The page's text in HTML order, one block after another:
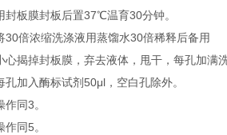
封板膜封板后置37℃温育30分钟。
30倍浓缩洗涤液用蒸馏水30倍稀释后备用
心揭掉封板膜，弃去液体，甩干，每孔加满
孔加入酶标试剂50μl，空白孔除外。
同3。
同5。